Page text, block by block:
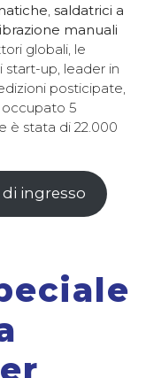
, saldatrici a
manuali
globali, le
up, leader in
posticipate,
occupato 5
è stata di 22.000
ingresso